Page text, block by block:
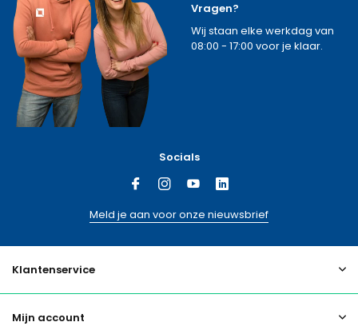
Vragen?
Wij staan elke werkdag van
08:00 - 17:00 voor je klaar.
Socials
Meld je aan voor onze nieuwsbrief
Klantenservice
Mijn account